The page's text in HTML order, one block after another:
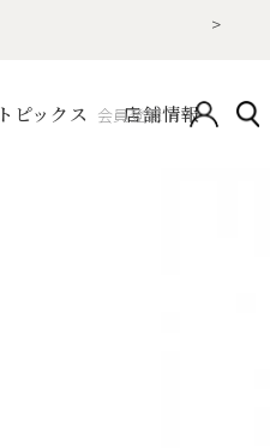
>
トピックス 店舗情報
会員登録